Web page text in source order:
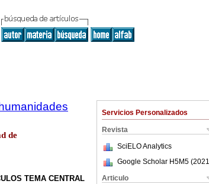
Servicios Personalizados
Revista
SciELO Analytics
Google Scholar H5M5 (2021
Articulo
de
TEMA CENTRAL